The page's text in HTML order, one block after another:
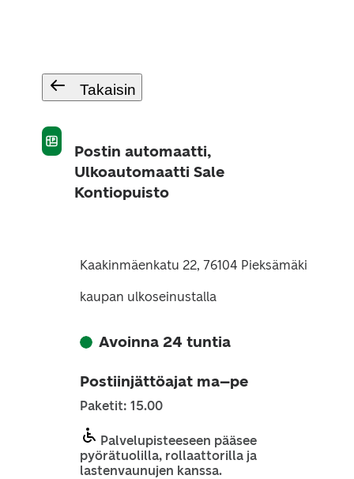
Takaisin
Postin automaatti,
Ulkoautomaatti Sale
Kontiopuisto
Kaakinmäenkatu 22, 76104 Pieksämäki
kaupan ulkoseinustalla
Avoinna 24 tuntia
Postiinjättöajat ma–pe
Paketit: 15.00
Palvelupisteeseen pääsee
pyörätuolilla, rollaattorilla ja
lastenvaunujen kanssa.